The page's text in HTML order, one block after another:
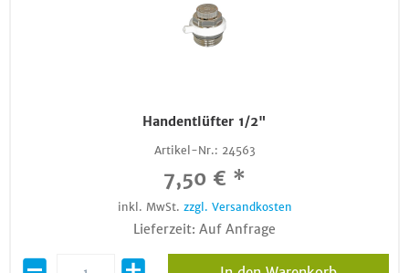
Handentlüfter 1/2"
Artikel-Nr.: 24563
7,50 € *
inkl. MwSt. zzgl. Versandkosten
Lieferzeit: Auf Anfrage